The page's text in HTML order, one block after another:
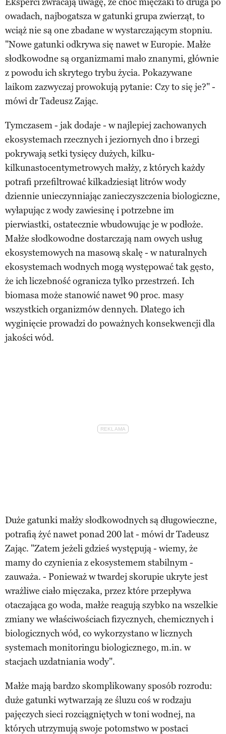
owadach, najbogatsza w gatunki grupa zwierząt, to
wciąż nie są one zbadane w wystarczającym stopniu.
"Nowe gatunki odkrywa się nawet w Europie. Małże
słodkowodne są organizmami mało znanymi, głównie
z powodu ich skrytego trybu życia. Pokazywane
laikom zazwyczaj prowokują pytanie: Czy to się je?" -
mówi dr Tadeusz Zając.
Tymczasem - jak dodaje - w najlepiej zachowanych
ekosystemach rzecznych i jeziornych dno i brzegi
pokrywają setki tysięcy dużych, kilku-
kilkunastocentymetrowych małży, z których każdy
potrafi przefiltrować kilkadziesiąt litrów wody
dziennie unieczynniając zanieczyszczenia biologiczne,
wyłapując z wody zawiesinę i potrzebne im
pierwiastki, ostatecznie wbudowując je w podłoże.
Małże słodkowodne dostarczają nam owych usług
ekosystemowych na masową skalę - w naturalnych
ekosystemach wodnych mogą występować tak gęsto,
że ich liczebność ogranicza tylko przestrzeń. Ich
biomasa może stanowić nawet 90 proc. masy
wszystkich organizmów dennych. Dlatego ich
wyginięcie prowadzi do poważnych konsekwencji dla
jakości wód.
Duże gatunki małży słodkowodnych są długowieczne,
potrafią żyć nawet ponad 200 lat - mówi dr Tadeusz
Zając. "Zatem jeżeli gdzieś występują - wiemy, że
mamy do czynienia z ekosystemem stabilnym -
zauważa. - Ponieważ w twardej skorupie ukryte jest
wrażliwe ciało mięczaka, przez które przepływa
otaczająca go woda, małże reagują szybko na wszelkie
zmiany we właściwościach fizycznych, chemicznych i
biologicznych wód, co wykorzystano w licznych
systemach monitoringu biologicznego, m.in. w
stacjach uzdatniania wody".
Małże mają bardzo skomplikowany sposób rozrodu:
duże gatunki wytwarzają ze śluzu coś w rodzaju
pajęczych sieci rozciągniętych w toni wodnej, na
których utrzymują swoje potomstwo w postaci